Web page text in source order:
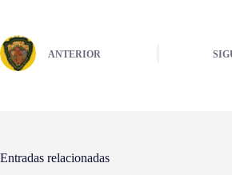
ANTERIOR
Entradas relacionadas